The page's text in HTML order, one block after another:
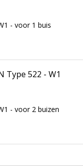
- voor 1 buis
Type 522 - W1
- voor 2 buizen